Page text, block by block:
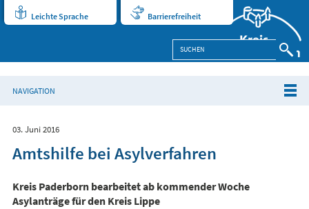
Leichte Sprache Barrierefreiheit
NAVIGATION
03. Juni 2016
Amtshilfe bei Asylverfahren
Kreis Paderborn bearbeitet ab kommender Woche
Asylanträge für den Kreis Lippe